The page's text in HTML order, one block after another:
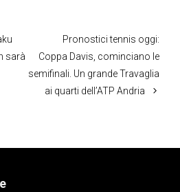
sarà
Pronostici tennis oggi:
Coppa Davis, cominciano le
semifinali. Un grande Travaglia
ai quarti dell’ATP Andria